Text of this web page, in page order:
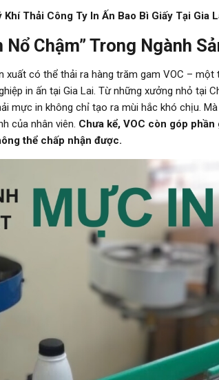
Thải Công Ty In Ấn Bao Bì Giấy Tại Gia
Chậm” Trong Ngành
có thể thải ra hàng trăm gam VOC –
in ấn tại Gia Lai. Từ những xưởng nhỏ tại
mực in không chỉ tạo ra mùi hắc khó chịu.
của nhân viên. Chưa kể, VOC còn góp
thể chấp nhận được.